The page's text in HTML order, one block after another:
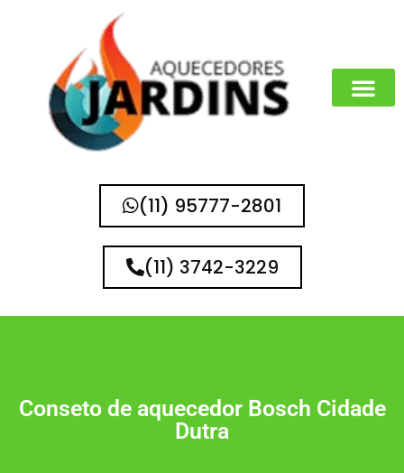
(11) 95777-2801
(11) 3742-3229
Conseto de aquecedor Bosch Cidade
Dutra